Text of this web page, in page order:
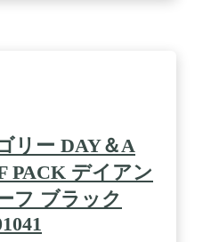
リー DAY＆A
PACK デイアン
フ ブラック